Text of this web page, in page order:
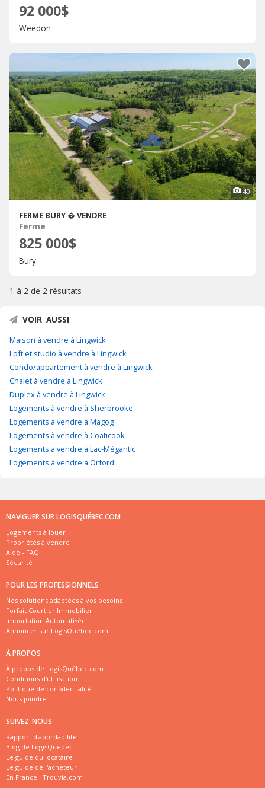
92 000$
Weedon
40
FERME BURY � VENDRE
Ferme
825 000$
Bury
1 à 2 de 2 résultats
VOIR AUSSI
Maison à vendre à Lingwick
Loft et studio à vendre à Lingwick
Condo/appartement à vendre à Lingwick
Chalet à vendre à Lingwick
Duplex à vendre à Lingwick
Logements à vendre à Sherbrooke
Logements à vendre à Magog
Logements à vendre à Coaticook
Logements à vendre à Lac-Mégantic
Logements à vendre à Orford
NAVIGUER SUR LOGISQUÉBEC.COM
Logements à louer
Propriétés à vendre
Aide - FAQ
Sécurité
POUR LES PROFESSIONNELS
Nos solutions adaptées à vos besoins
Forfait Courtier Immobilier
Importation Automatisée
Annoncer sur LogisQuébec.com
À PROPOS
À propos de LogisQuébec.com
Conditions d'utilisation
Politique de confidentialité
Nous joindre
SUIVEZ-NOUS
Rapport d'abordabilité
Blog de LogisQuébec
Le guide du locataire
Le guide de l'acheteur
En France : Trouvia.com